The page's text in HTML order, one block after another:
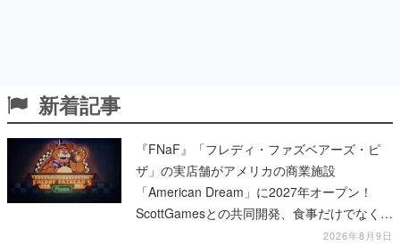
新着記事
『FNaF』「フレディ・ファズベアーズ・ピ
ザ」の実店舗がアメリカの商業施設
「American Dream」に2027年オープン！
ScottGamesとの共同開発、食事だけでなくス
テージショーや没入型のホラー体験も楽しめ
2026年8月9日